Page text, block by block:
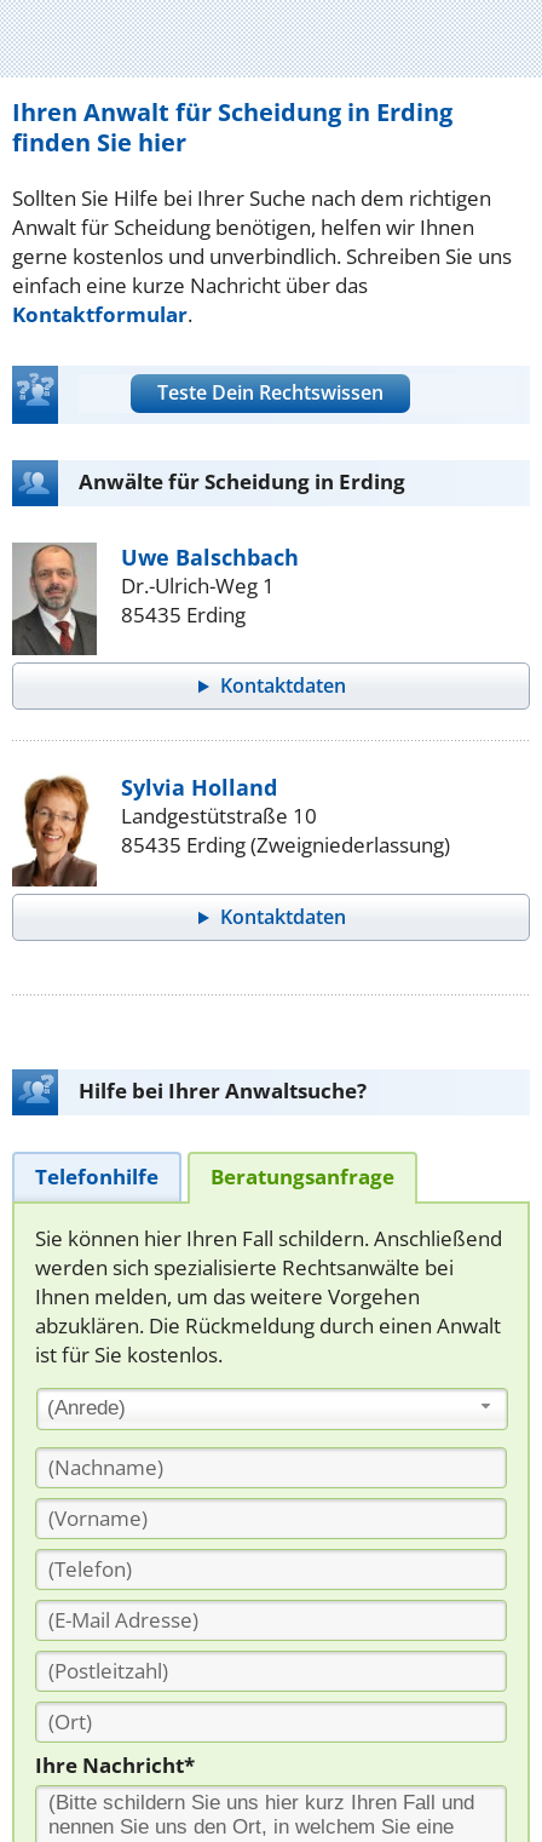
Ihren Anwalt für Scheidung in Erding
finden Sie hier
Sollten Sie Hilfe bei Ihrer Suche nach dem richtigen
Anwalt für Scheidung benötigen, helfen wir Ihnen
gerne kostenlos und unverbindlich. Schreiben Sie uns
einfach eine kurze Nachricht über das
Kontaktformular.
Teste Dein Rechtswissen
Anwälte für Scheidung in Erding
Uwe Balschbach
Dr.-Ulrich-Weg 1
85435 Erding
Kontaktdaten
Sylvia Holland
Landgestütstraße 10
85435 Erding (Zweigniederlassung)
Kontaktdaten
Hilfe bei Ihrer Anwaltsuche?
Telefonhilfe Beratungsanfrage
Sie können hier Ihren Fall schildern. Anschließend
werden sich spezialisierte Rechtsanwälte bei
Ihnen melden, um das weitere Vorgehen
abzuklären. Die Rückmeldung durch einen Anwalt
ist für Sie kostenlos.
(Anrede)
Ihre Nachricht*